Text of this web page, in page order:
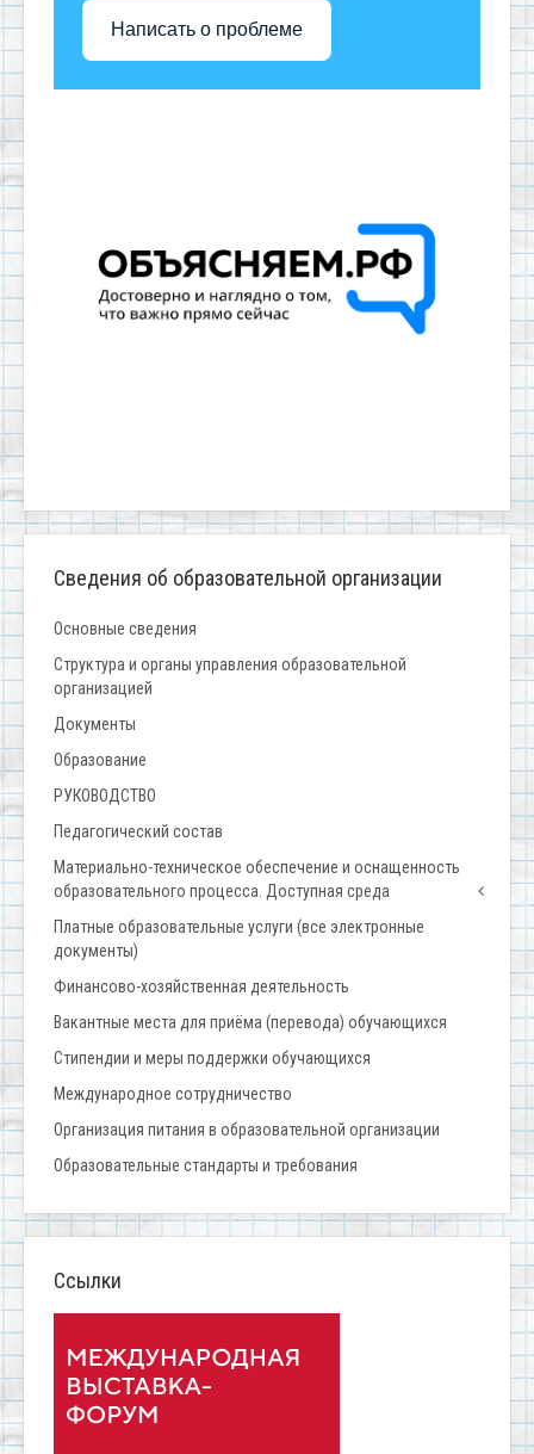
Написать о проблеме
Сведения об образовательной организации
Основные сведения
Структура и органы управления образовательной
организацией
Документы
Образование
РУКОВОДСТВО
Педагогический состав
Материально-техническое обеспечение и оснащенность
образовательного процесса. Доступная среда
Платные образовательные услуги (все электронные
документы)
Финансово-хозяйственная деятельность
Вакантные места для приёма (перевода) обучающихся
Стипендии и меры поддержки обучающихся
Международное сотрудничество
Организация питания в образовательной организации
Образовательные стандарты и требования
Ссылки